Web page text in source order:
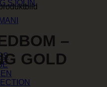
SJÖLIN
–
GOLD